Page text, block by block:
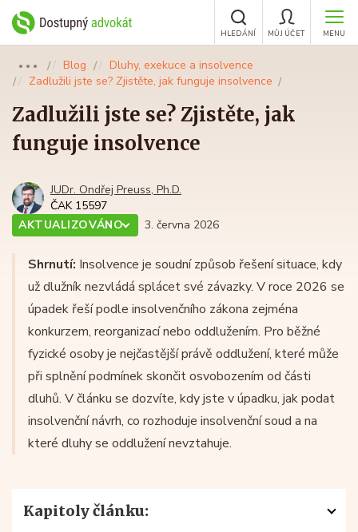
MENU
MŮJ ÚČET
HLEDÁNÍ
●●● Blog
Dluhy, exekuce a insolvence
Zadlužili jste se? Zjistěte, jak funguje insolvence
Zadlužili jste se? Zjistěte, jak
funguje insolvence
JUDr. Ondřej Preuss, Ph.D.
ČAK 15597
AKTUALIZOVÁNO
3. června 2026
Shrnutí: Insolvence je soudní způsob řešení situace, kdy
už dlužník nezvládá splácet své závazky. V roce 2026 se
úpadek řeší podle insolvenčního zákona zejména
konkurzem, reorganizací nebo oddlužením. Pro běžné
fyzické osoby je nejčastější právě oddlužení, které může
při splnění podmínek skončit osvobozením od části
dluhů. V článku se dozvíte, kdy jste v úpadku, jak podat
insolvenční návrh, co rozhoduje insolvenční soud a na
které dluhy se oddlužení nevztahuje.
Kapitoly článku: